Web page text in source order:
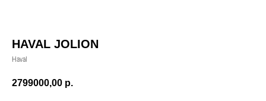
HAVAL JOLION
Haval
2799000,00 р.